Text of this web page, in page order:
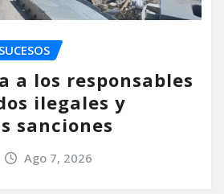
SUCESOS
a los responsables
ilegales y
sanciones
Ago 7, 2026